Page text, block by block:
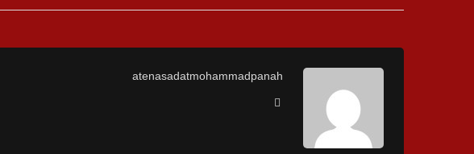
atenasadatmohammadpanah